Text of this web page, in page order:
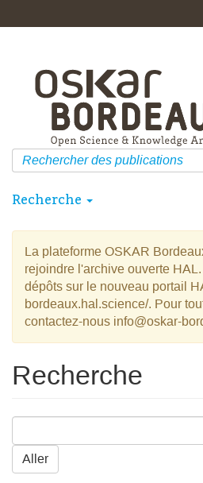
Recherche
La plateforme OSKAR
rejoindre l'archive ouverte
dépôts sur le nouveau portail
bordeaux.hal.science/. Pour
contactez-nous info@oskar-
Recherche
Aller